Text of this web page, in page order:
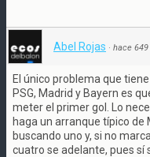
Abel Rojas · hace
El único problema que
PSG, Madrid y Bayern es
meter el primer gol. Lo
haga un arranque típico
buscando uno y, si no
cuatro se adelante, pues sí